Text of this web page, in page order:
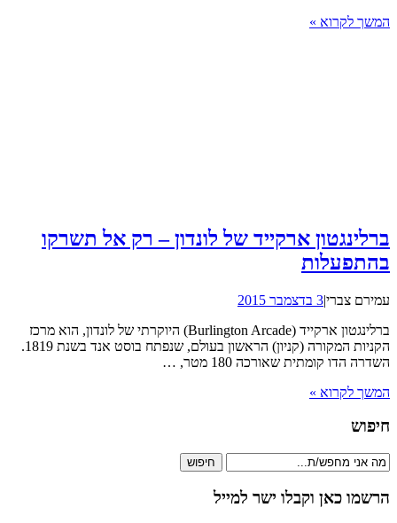
המשך לקרוא »
ברלינגטון ארקייד של לונדון – רק אל תשרקו
בהתפעלות
עמירם צברי|3 בדצמבר 2015
ברלינגטון ארקייד (Burlington Arcade) היוקרתי של לונדון, הוא מרכז
הקניות המקורה (קניון) הראשון בעולם, שנפתח בוסט אנד בשנת 1819.
השדרה הדו קומתית שאורכה 180 מטר, …
המשך לקרוא »
חיפוש
חיפוש
הרשמו כאן וקבלו ישר למייל